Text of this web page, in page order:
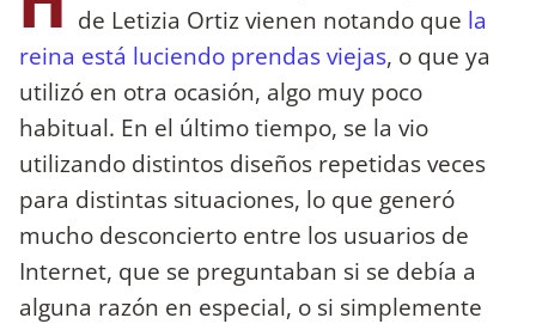
de Letizia Ortiz vienen notando que la
reina está luciendo prendas viejas, o que ya
utilizó en otra ocasión, algo muy poco
habitual. En el último tiempo, se la vio
utilizando distintos diseños repetidas veces
para distintas situaciones, lo que generó
mucho desconcierto entre los usuarios de
Internet, que se preguntaban si se debía a
alguna razón en especial, o si simplemente